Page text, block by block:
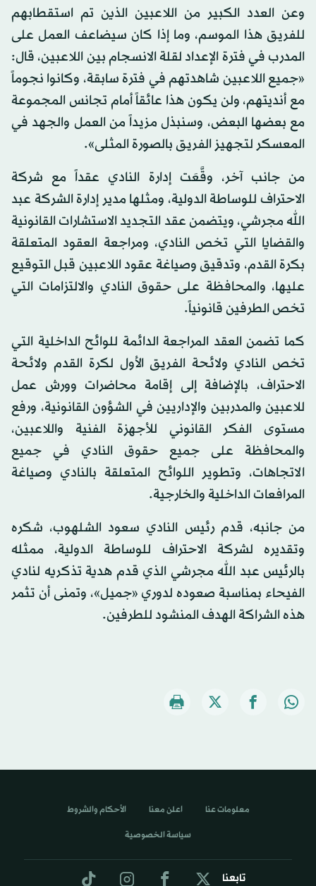
وعن العدد الكبير من اللاعبين الذين تم استقطابهم
للفريق هذا الموسم، وما إذا كان سيضاعف العمل على
المدرب في فترة الإعداد لقلة الانسجام بين اللاعبين، قال:
«جميع اللاعبين شاهدتهم في فترة سابقة، وكانوا نجوماً
مع أنديتهم، ولن يكون هذا عائقاً أمام تجانس المجموعة
مع بعضها البعض، وسنبذل مزيداً من العمل والجهد في
المعسكر لتجهيز الفريق بالصورة المثلى».
من جانب آخر، وقَّعَت إدارة النادي عقداً مع شركة
الاحتراف للوساطة الدولية، ومثلها مدير إدارة الشركة عبد
الله مجرشي، ويتضمن عقد التجديد الاستشارات القانونية
والقضايا التي تخص النادي، ومراجعة العقود المتعلقة
بكرة القدم، وتدقيق وصياغة عقود اللاعبين قبل التوقيع
عليها، والمحافظة على حقوق النادي والالتزامات التي
تخص الطرفين قانونياً.
كما تضمن العقد المراجعة الدائمة للوائح الداخلية التي
تخص النادي ولائحة الفريق الأول لكرة القدم ولائحة
الاحتراف، بالإضافة إلى إقامة محاضرات وورش عمل
للاعبين والمدربين والإداريين في الشؤون القانونية، ورفع
مستوى الفكر القانوني للأجهزة الفنية واللاعبين،
والمحافظة على جميع حقوق النادي في جميع
الاتجاهات، وتطوير اللوائح المتعلقة بالنادي وصياغة
المرافعات الداخلية والخارجية.
من جانبه، قدم رئيس النادي سعود الشلهوب، شكره
وتقديره لشركة الاحتراف للوساطة الدولية، ممثله
بالرئيس عبد الله مجرشي الذي قدم هدية تذكريه لنادي
الفيحاء بمناسبة صعوده لدوري «جميل»، وتمنى أن تثمر
هذه الشراكة الهدف المنشود للطرفين.
تابعنا
معلومات عنا اعلن معنا الأحكام والشروط
سياسة الخصوصية